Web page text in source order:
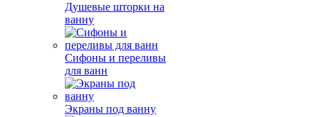
Душевые шторки на
ванну
Сифоны и переливы
для ванн
Экраны под ванну